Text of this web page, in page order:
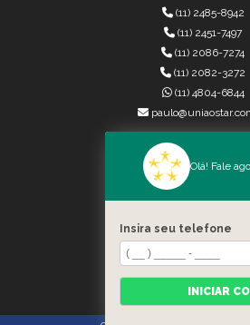
(11) 2485-8942
(11) 2451-7497
(11) 2086-7274
(11) 4804-6844
(11) 2082-3272
MENU
QUEM SOMOS
CONTATO
CATEGORIAS
MAPA DO SITE
Olá! Fale
Insira seu telefone
INICIAR